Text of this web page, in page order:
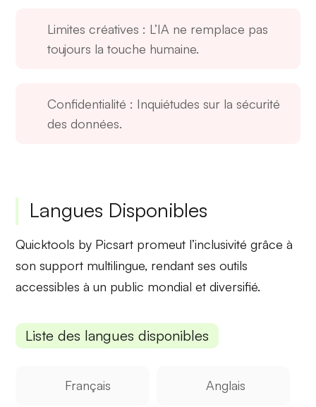
Limites créatives : L’IA ne remplace pas
toujours la touche humaine.
Confidentialité : Inquiétudes sur la sécurité
des données.
Langues Disponibles
Quicktools by Picsart promeut l’inclusivité grâce à
son support multilingue, rendant ses outils
accessibles à un public mondial et diversifié.
Liste des langues disponibles
Français Anglais